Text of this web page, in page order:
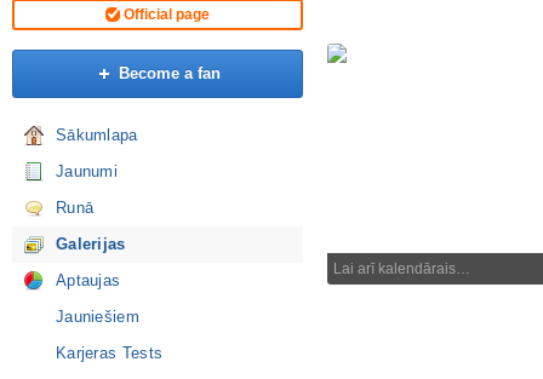
Official page
Become a fan
Sākumlapa
Jaunumi
Runā
Galerijas
Aptaujas
Jauniešiem
Karjeras Tests
Lai arī kalendārais…